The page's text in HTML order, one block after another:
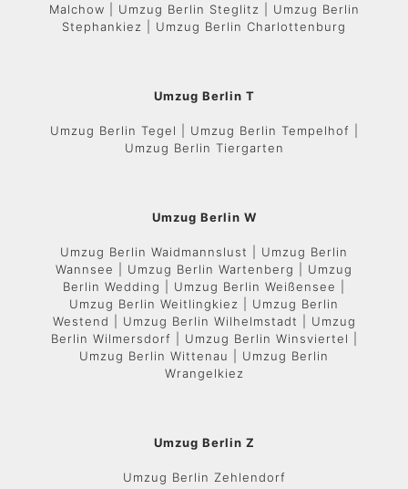
Malchow | Umzug Berlin Steglitz | Umzug Berlin
Stephankiez | Umzug Berlin Charlottenburg
Umzug Berlin T
Umzug Berlin Tegel | Umzug Berlin Tempelhof |
Umzug Berlin Tiergarten
Umzug Berlin W
Umzug Berlin Waidmannslust | Umzug Berlin
Wannsee | Umzug Berlin Wartenberg | Umzug
Berlin Wedding | Umzug Berlin Weißensee |
Umzug Berlin Weitlingkiez | Umzug Berlin
Westend | Umzug Berlin Wilhelmstadt | Umzug
Berlin Wilmersdorf | Umzug Berlin Winsviertel |
Umzug Berlin Wittenau | Umzug Berlin
Wrangelkiez
Umzug Berlin Z
Umzug Berlin Zehlendorf